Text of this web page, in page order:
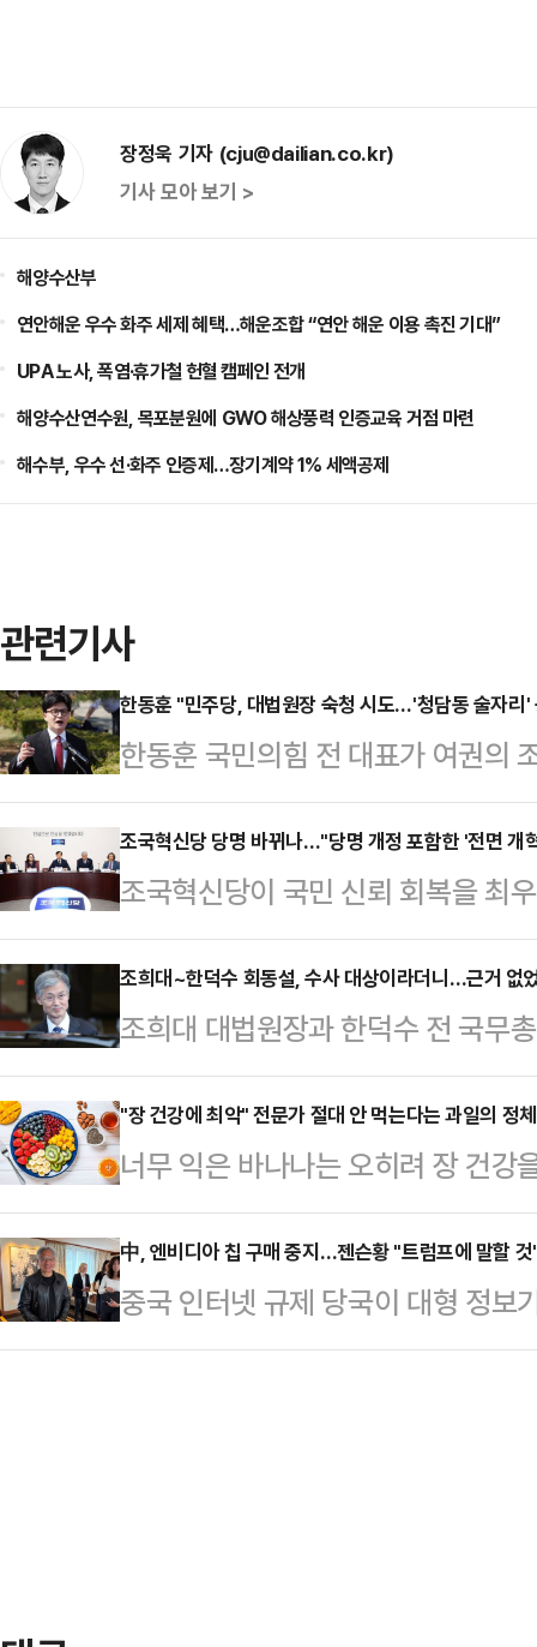
장정욱 기자 (cju@dailian.co.kr)
기사 모아 보기 >
해양수산부
연안해운 우수 화주 세제 혜택…해운조합 “연안 해운 이용 촉진 기대”
UPA 노사, 폭염·휴가철 헌혈 캠페인 전개
해양수산연수원, 목포분원에 GWO 해상풍력 인증교육 거점 마련
해수부, 우수 선·화주 인증제…장기계약 1% 세액공제
관련기사
한동훈 "민주당, 대법원장 숙청 시도…'청담동 술자리'
한동훈 국민의힘 전 대표가 여권의
도'라며 직격했다. 더불어민주당이
한덕수 전 국무총리가 윤석열 전 대
몰아세운 것이 과거 '청담동 술자리
대표는 18일 페이스북에 "(청담동
걸 테니, 민주당은 뭘 걸건가'라고
했다.앞서 한 전 대표는 이른바 '청
개발청장 …
조국혁신당 당명 바뀌나…"당명 개정 포함한 '전면 개
조국혁신당이 국민 신뢰 회복을 최
한 당의 구조와 조직문화 등 전면
상대책위원은 18일 국회에서 열린
서 서로 공감한 것은 비대위가 출범
드시 이뤄내고 또 국민의 지지를 얻
천 의지가 있었다"고 밝혔다.우희
놓쳤던 것들, 혹은 실수했던 것들과
것"이라며 "…
조희대~한덕수 회동설, 수사 대상이라더니…근거 없
조희대 대법원장과 한덕수 전 국무
열 파면 직후 회동 제보'에 거론된
다. 이들은 단순히 회동만 부인한
다고까지 설명했다. 특검 수사 대
특권이 적용되는 대정부질문에 기
뀌는 분위기다.더불어민주당은 17
압박을 이어갔다. 특검 수사까지
에서 민주당 의원이 '…
"장 건강에 최악" 전문가 절대 안 먹는다는 과일의 정
너무 익은 바나나는 오히려 장 건강
제다.14일(현지시간) 영국 데일리
전문의 사우라브 세티 박사는 자신
좋은 것은 아니며, 일부는 오히려
다.세티 박사가 장 건강에 최악이라
中, 엔비디아 칩 구매 중지…젠슨황 "트럼프에 말할
중국 인터넷 규제 당국이 대형 정
(AI) 칩 시험과 주문을 중단하라고